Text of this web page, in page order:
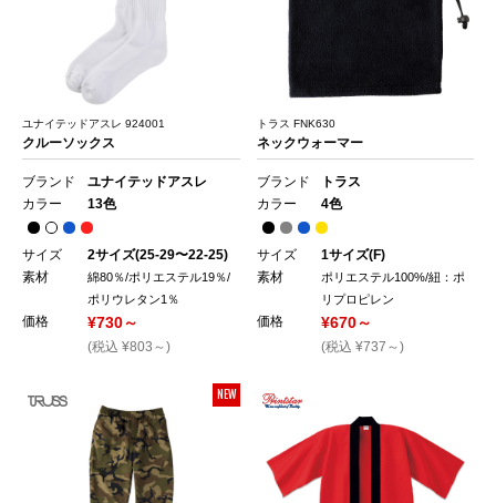
ユナイテッドアスレ 924001
クルーソックス
ブランド
ユナイテッドアスレ
カラー
13色
サイズ
2サイズ(25-29〜22-25)
素材
綿80％/ポリエステル19％/
ポリウレタン1％
価格 ¥730～
(税込 ¥803～)
トラス FNK630
ネックウォーマー
ブランド
トラス
カラー
4色
サイズ
1サイズ(F)
素材
ポリエステル100%/紐：ポ
リプロピレン
価格 ¥670～
(税込 ¥737～)
NEW